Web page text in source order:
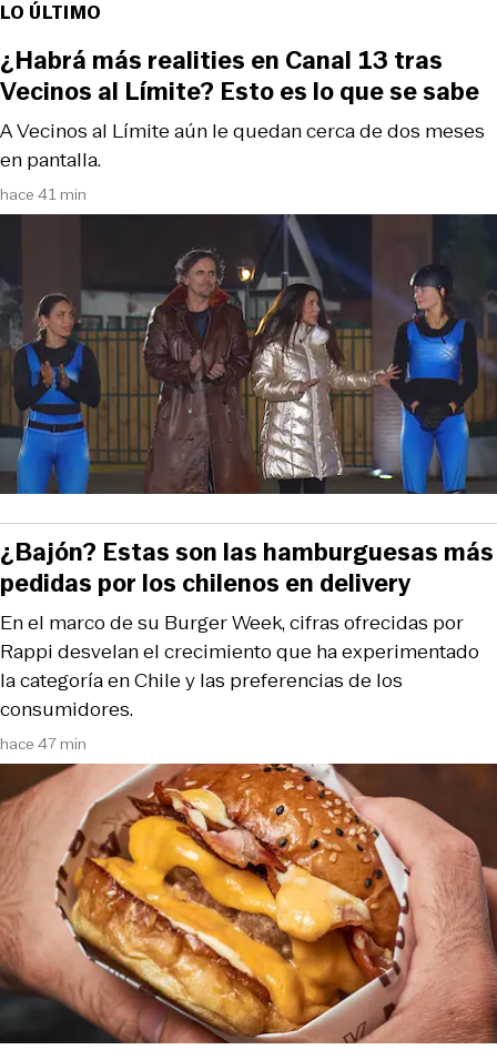
LO ÚLTIMO
hace 41 min
A Vecinos al Límite aún le quedan cerca de dos meses
en pantalla.
¿Habrá más realities en Canal 13 tras
Vecinos al Límite? Esto es lo que se sabe
hace 47 min
En el marco de su Burger Week, cifras ofrecidas por
Rappi desvelan el crecimiento que ha experimentado
la categoría en Chile y las preferencias de los
consumidores.
¿Bajón? Estas son las hamburguesas más
pedidas por los chilenos en delivery